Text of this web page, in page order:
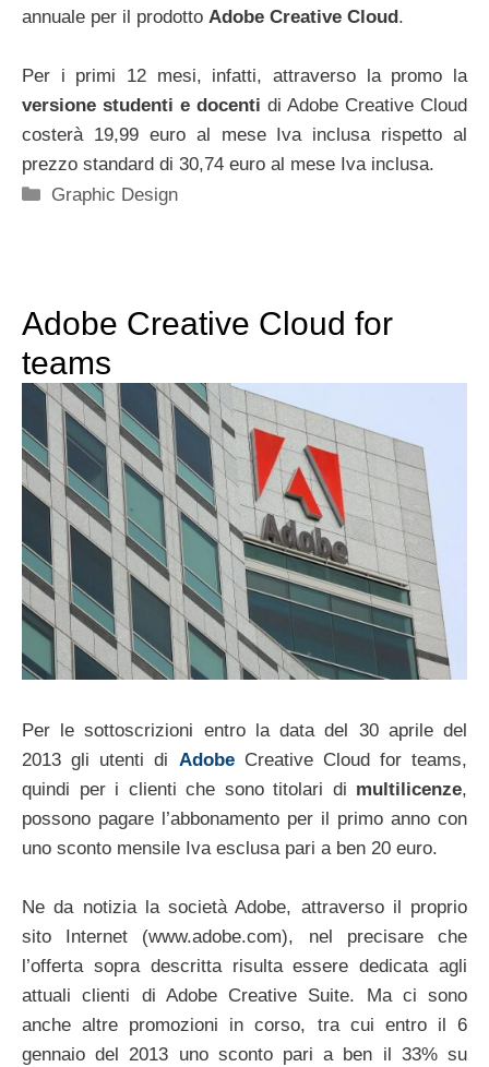
annuale per il prodotto Adobe Creative Cloud .
Per i primi 12 mesi, infatti, attraverso la promo la
versione studenti e docenti di Adobe Creative Cloud
costerà 19,99 euro al mese Iva inclusa rispetto al
prezzo standard di 30,74 euro al mese Iva inclusa.
Categorie
Graphic Design
Adobe Creative Cloud for
teams
Per le sottoscrizioni entro la data del 30 aprile del
2013 gli utenti di AdobeCreative Cloud for teams,
quindi per i clienti che sono titolari di multilicenze,
possono pagare l’abbonamento per il primo anno con
uno sconto mensile Iva esclusa pari a ben 20 euro.
Ne da notizia la società Adobe, attraverso il proprio
sito Internet (www.adobe.com), nel precisare che
l’offerta sopra descritta risulta essere dedicata agli
attuali clienti di Adobe Creative Suite. Ma ci sono
anche altre promozioni in corso, tra cui entro il 6
gennaio del 2013 uno sconto pari a ben il 33% su